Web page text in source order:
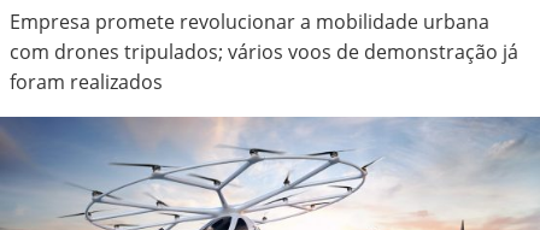
Empresa promete revolucionar a mobilidade urbana
com drones tripulados; vários voos de demonstração já
foram realizados